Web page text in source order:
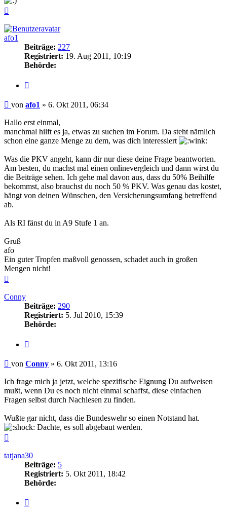
afo1
Beiträge: 227
Registriert: 19. Aug 2011, 10:19
Behörde:
Beitrag
von afo1 » 6. Okt 2011, 06:34
Hallo erst einmal,
manchmal hilft es ja, etwas zu suchen im Forum. Da steht nämlich
schon eine ganze Menge zu dem, was dich interessiert
Was die PKV angeht, kann dir nur diese deine Frage beantworten.
Am besten, du machst mal einen onlinevergleich und dann wirst du
die Beiträge sehen. Ich gehe mal davon aus, dass du 50% Beihilfe
bekommst, also brauchst du noch 50 % PKV. Was genau das kostet,
hängt von deinen Wünschen, den Versicherungsumfang betreffend
ab.
Als RI fänst du in A9 Stufe 1 an.
Gruß
afo
Ein guter Tropfen maßvoll genossen, schadet auch in großen
Mengen nicht!
Conny
Beiträge: 290
Registriert: 5. Jul 2010, 15:39
Behörde:
Beitrag
von Conny » 6. Okt 2011, 13:16
Ich frage mich ja jetzt, welche spezifische Eignung Du aufweisen
mußt, wenn Du es noch nicht einmal schaffst, diese einfachen
Fragen selbst durch Nachlesen zu finden.
Wußte gar nicht, dass die Bundeswehr so einen Notstand hat.
Dachte, es soll abgebaut werden.
tatjana30
Beiträge: 5
Registriert: 5. Okt 2011, 18:42
Behörde: